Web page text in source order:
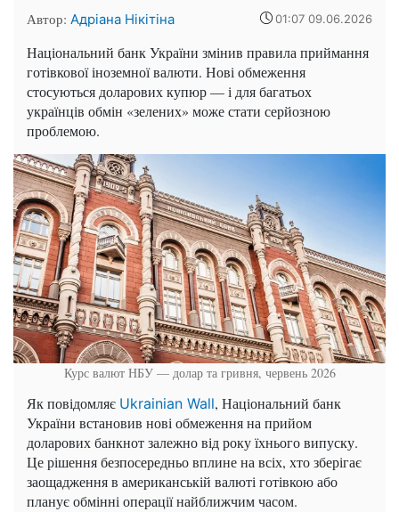
Автор: Адріана Нікітіна 01:07 09.06.2026
Національний банк України змінив правила приймання
готівкової іноземної валюти. Нові обмеження
стосуються доларових купюр — і для багатьох
українців обмін «зелених» може стати серйозною
проблемою.
Курс валют НБУ — долар та гривня, червень 2026
Як повідомляє Ukrainian Wall, Національний банк
України встановив нові обмеження на прийом
доларових банкнот залежно від року їхнього випуску.
Це рішення безпосередньо вплине на всіх, хто зберігає
заощадження в американській валюті готівкою або
планує обмінні операції найближчим часом.